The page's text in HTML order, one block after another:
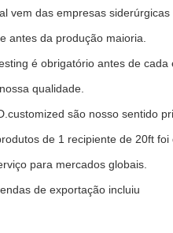
vem das empresas siderúrgicas
antes da produção maioria.
é obrigatório antes de cada
qualidade.
são nosso sentido
de 1 recipiente de 20ft foi
para mercados globais.
de exportação incluiu